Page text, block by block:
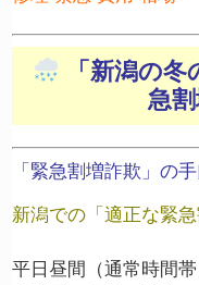
「新潟の
急
「緊急割増詐欺」の
新潟での「適正な緊
平日昼間（通常時間